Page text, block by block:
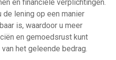
en financiële verplichtingen.
lening op een manier
is, waardoor u meer
en gemoedsrust kunt
het geleende bedrag.